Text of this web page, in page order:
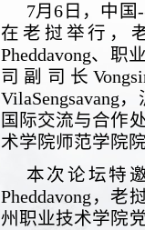
7月6日，中
在老挝举行，
Pheddavong、职
司副司长
VilaSengsavang
国际交流与合作
术学院师范学院
本次论坛特
Pheddavong，老
州职业技术学院